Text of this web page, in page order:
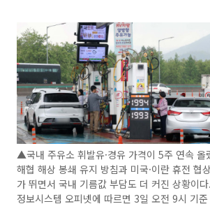
▲국내 주유소 휘발유·경유 가격이 5주 연속 올
해협 해상 봉쇄 유지 방침과 미국·이란 휴전 협
가 뛰면서 국내 기름값 부담도 더 커진 상황이
정보시스템 오피넷에 따르면 3일 오전 9시 기